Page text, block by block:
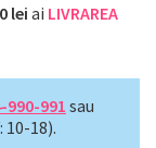
lei ai LIVRAREA
990-991sau
10-18).